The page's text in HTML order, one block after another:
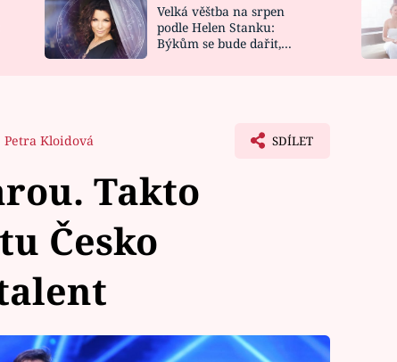
NOVINKY
VIDEORECEPTY
DESIGN
Velká věštba na srpen
podle Helen Stanku:
Býkům se bude dařit,
Petra Kloidová SDÍLET
Takto
Česko